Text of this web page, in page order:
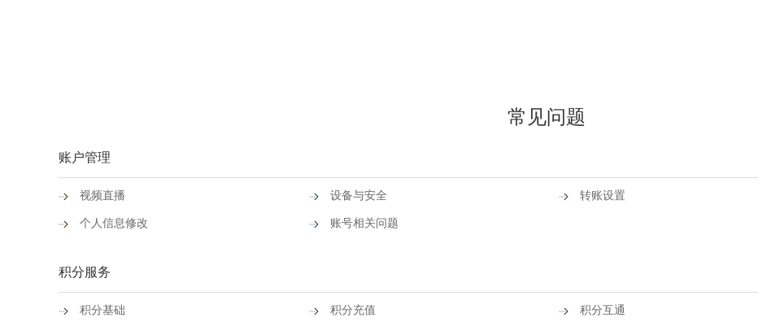
常见问题
账户管理
视频直播 设备与安全 转账设置
个人信息修改 账号相关问题
积分服务
积分基础 积分充值 积分互通